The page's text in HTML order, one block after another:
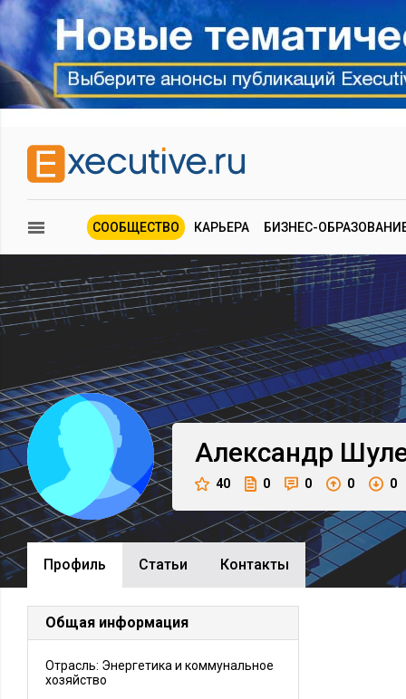
СООБЩЕСТВО КАРЬЕРА БИЗНЕС-
Александр
40 0 0 0 0
Профиль Cтатьи Контакты
Общая информация
Отрасль: Энергетика и коммунальное
хозяйство